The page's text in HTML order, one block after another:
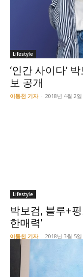
Lifestyle
‘인간 사이다’
보 공개
이동천 기자 - 2018년 4월 2일
Lifestyle
박보검, 블루+
한매력’
이동천 기자 - 2018년 3월 5일